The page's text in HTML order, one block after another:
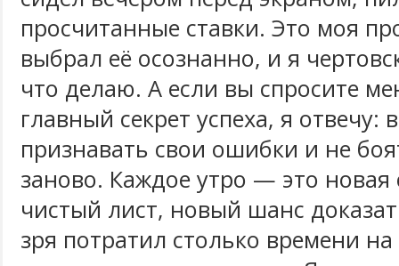
просчитанные ставки. Это моя
выбрал её осознанно, и я
что делаю. А если вы спросите
главный секрет успеха, я отвечу:
признавать свои ошибки и не
заново. Каждое утро — это новая
чистый лист, новый шанс
зря потратил столько времени на